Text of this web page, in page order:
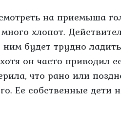
на приемыша
хлопот.
будет трудно
он часто приводил
что рано или
Ее собственные дети